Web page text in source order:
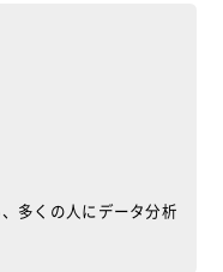
多くの人にデータ分析